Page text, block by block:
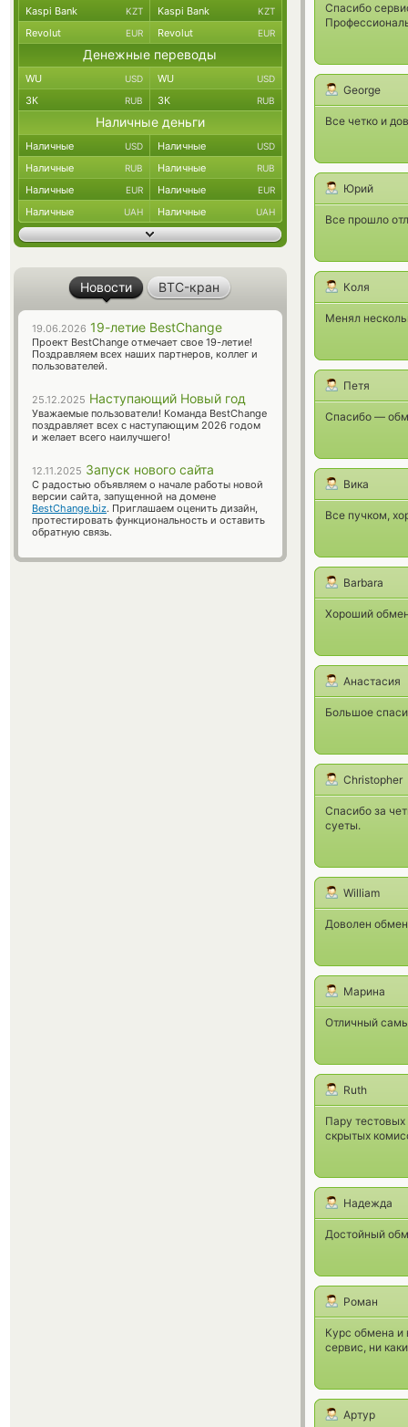
Спасибо
George
Все четко и
Юрий
Все прошло
Коля
Менял
Петя
Спасибо —
Вика
Все пучком,
Barbara
Хороший
Анастасия
Большое
Christopher
Спасибо за
суеты.
William
Доволен
Марина
Отличный
Ruth
Пару
скрытых
Надежда
Достойный
Роман
Курс обмена
сервис, ни
Артур
Kaspi Bank KZT Kaspi Bank KZT
Revolut EUR Revolut EUR
Денежные переводы
WU USD WU USD
ЗК RUB ЗК RUB
Наличные деньги
Наличные USD Наличные USD
Наличные RUB Наличные RUB
Наличные EUR Наличные EUR
Наличные UAH Наличные UAH
Новости BTC-кран
19.06.2026 19-летие BestChange
Проект BestChange отмечает свое 19-летие!
Поздравляем всех наших партнеров, коллег и
пользователей.
25.12.2025 Наступающий Новый год
Уважаемые пользователи! Команда BestChange
поздравляет всех с наступающим 2026 годом
и желает всего наилучшего!
12.11.2025 Запуск нового сайта
С радостью объявляем о начале работы новой
версии сайта, запущенной на домене
BestChange.biz. Приглашаем оценить дизайн,
протестировать функциональность и оставить
обратную связь.